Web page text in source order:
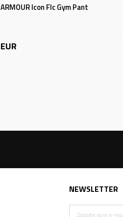
Icon Flc Gym Pant
EUR
NEWSLETTER